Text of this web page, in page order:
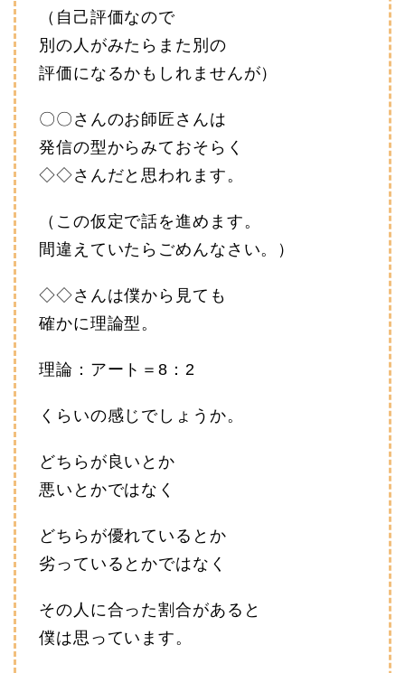
（自己評価なので
別の人がみたらまた別の
評価になるかもしれませんが）
〇〇さんのお師匠さんは
発信の型からみておそらく
◇◇さんだと思われます。
（この仮定で話を進めます。
間違えていたらごめんなさい。）
◇◇さんは僕から見ても
確かに理論型。
理論：アート＝8：2
くらいの感じでしょうか。
どちらが良いとか
悪いとかではなく
どちらが優れているとか
劣っているとかではなく
その人に合った割合があると
僕は思っています。